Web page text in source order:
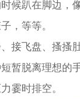
候趴在脚边，
，等等。
接飞盘、搔搔
暂脱离理想的
霎时排空。